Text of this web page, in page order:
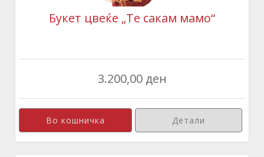
Букет цвеќе „Те сакам мамо“
3.200,00 ден
Детали